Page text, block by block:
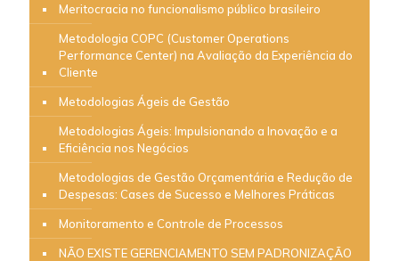
Meritocracia no funcionalismo público brasileiro
Metodologia COPC (Customer Operations
Performance Center) na Avaliação da Experiência do
Cliente
Metodologias Ágeis de Gestão
Metodologias Ágeis: Impulsionando a Inovação e a
Eficiência nos Negócios
Metodologias de Gestão Orçamentária e Redução de
Despesas: Cases de Sucesso e Melhores Práticas
Monitoramento e Controle de Processos
NÃO EXISTE GERENCIAMENTO SEM PADRONIZAÇÃO